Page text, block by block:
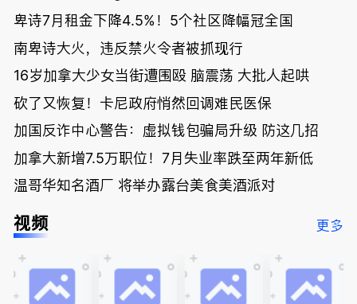
卑诗7月租金下降4.5%！5个社区降幅冠全国
南卑诗大火，违反禁火令者被抓现行
16岁加拿大少女当街遭围殴 脑震荡 大批人起哄
砍了又恢复！卡尼政府悄然回调难民医保
加国反诈中心警告：虚拟钱包骗局升级 防这几招
加拿大新增7.5万职位！7月失业率跌至两年新低
温哥华知名酒厂 将举办露台美食美酒派对
视频 更多